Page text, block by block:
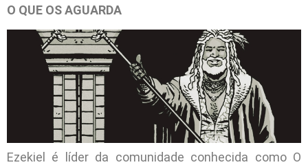
O QUE OS AGUARDA
Ezekiel é líder da comunidade conhecida como O